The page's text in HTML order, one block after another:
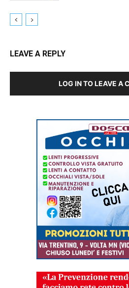
LEAVE A REPLY
LOG IN TO LEAVE A